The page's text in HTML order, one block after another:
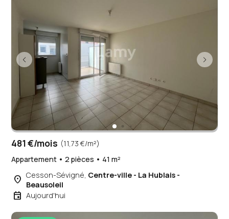
481 €/mois (11,73 €/m²)
Appartement • 2 pièces • 41 m²
place Cesson-Sévigné, Centre-ville - La Hublais -
Beausoleil
event Aujourd'hui